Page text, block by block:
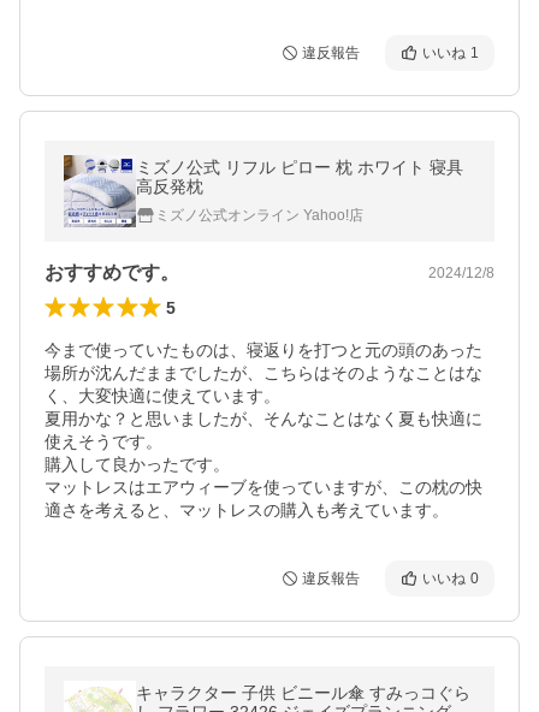
違反報告 いいね 1
ミズノ公式 リフル ピロー 枕 ホワイト 寝具
高反発枕
ミズノ公式オンライン Yahoo!店
おすすめです。 2024/12/8
5
今まで使っていたものは、寝返りを打つと元の頭のあった
場所が沈んだままでしたが、こちらはそのようなことはな
く、大変快適に使えています。
夏用かな？と思いましたが、そんなことはなく夏も快適に
使えそうです。
購入して良かったです。
マットレスはエアウィーブを使っていますが、この枕の快
適さを考えると、マットレスの購入も考えています。
違反報告 いいね 0
キャラクター 子供 ビニール傘 すみっコぐら